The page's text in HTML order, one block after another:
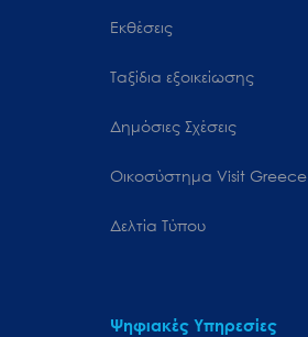
Εκθέσεις
Ταξίδια εξοικείωσης
Δημόσιες Σχέσεις
Oικοσύστημα Visit Greece
Δελτία Τύπου
Ψηφιακές Υπηρεσίες